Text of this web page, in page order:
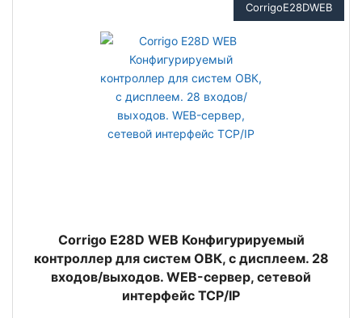
CorrigoE28DWEB
Corrigo E28D WEB Конфигурируемый
контроллер для систем ОВК, с дисплеем. 28
входов/выходов. WEB-сервер, сетевой
интерфейс TCP/IP